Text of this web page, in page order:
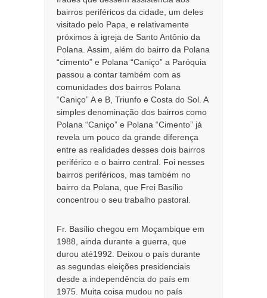
bairros periféricos da cidade, um deles
visitado pelo Papa, e relativamente
próximos à igreja de Santo Antônio da
Polana. Assim, além do bairro da Polana
“cimento” e Polana “Caniço” a Paróquia
passou a contar também com as
comunidades dos bairros Polana
“Caniço” A e B, Triunfo e Costa do Sol. A
simples denominação dos bairros como
Polana “Caniço” e Polana “Cimento” já
revela um pouco da grande diferença
entre as realidades desses dois bairros
periférico e o bairro central. Foi nesses
bairros periféricos, mas também no
bairro da Polana, que Frei Basílio
concentrou o seu trabalho pastoral.
Fr. Basílio chegou em Moçambique em
1988, ainda durante a guerra, que
durou até1992. Deixou o país durante
as segundas eleições presidenciais
desde a independência do país em
1975. Muita coisa mudou no país